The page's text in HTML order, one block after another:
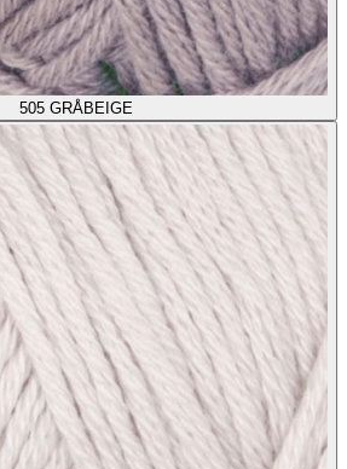
505 GRÅBEIGE